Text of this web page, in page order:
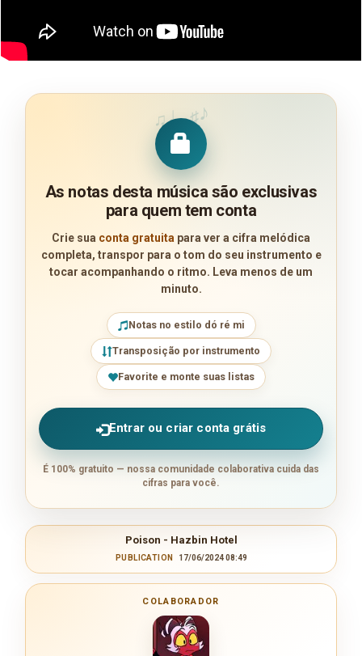
♫♩♯♪
As notas desta música são exclusivas
para quem tem conta
Crie sua conta gratuita para ver a cifra melódica
completa, transpor para o tom do seu instrumento e
tocar acompanhando o ritmo. Leva menos de um
minuto.
Notas no estilo dó ré mi
Transposição por instrumento
Favorite e monte suas listas
Entrar ou criar conta grátis
É 100% gratuito — nossa comunidade colaborativa cuida das
cifras para você.
Poison - Hazbin Hotel
PUBLICATION 17/06/2024 08:49
COLABORADOR